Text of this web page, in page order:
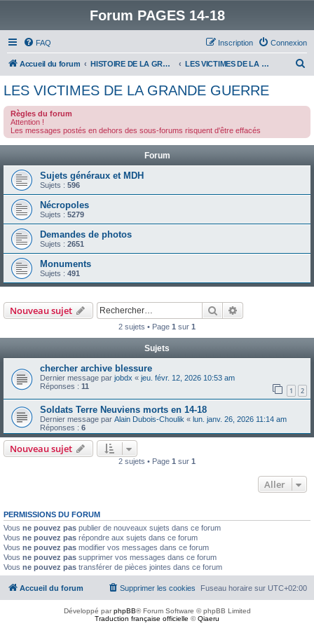
Forum PAGES 14-18
FAQ Connexion
Inscription
Accueil du forum HISTOIRE DE LA GRANDE GUERRE LES VICTIMES DE LA GRANDE GUERRE
r
c
e
LES VICTIMES DE LA GRANDE GUERRE
Règles du forum
Attention !
Les messages postés en dehors des sous-forums risquent d'être effacés
Forum
Sujets généraux et MDH
Sujets : 596
Nécropoles
Sujets : 5279
Demandes de photos
Sujets : 2651
Monuments
Sujets : 491
Nouveau sujet Rechercher
2 sujets • Page 1 sur 1
Sujets
chercher archive blessure
Dernier message par jobdx « jeu. févr. 12, 2026 10:53 am
Réponses : 11 1 2
Soldats Terre Neuviens morts en 14-18
Dernier message par Alain Dubois-Choulik « lun. janv. 26, 2026 11:14 am
Réponses : 6
Nouveau sujet
2 sujets • Page 1 sur 1
Aller
PERMISSIONS DU FORUM
Vous ne pouvez pas publier de nouveaux sujets dans ce forum
Vous ne pouvez pas répondre aux sujets dans ce forum
Vous ne pouvez pas modifier vos messages dans ce forum
Vous ne pouvez pas supprimer vos messages dans ce forum
Vous ne pouvez pas transférer de pièces jointes dans ce forum
Accueil du forum Fuseau horaire sur UTC+02:00
Supprimer les cookies
Développé parphpBB® Forum Software © phpBB Limited
Traduction française officielle ©Qiaeru